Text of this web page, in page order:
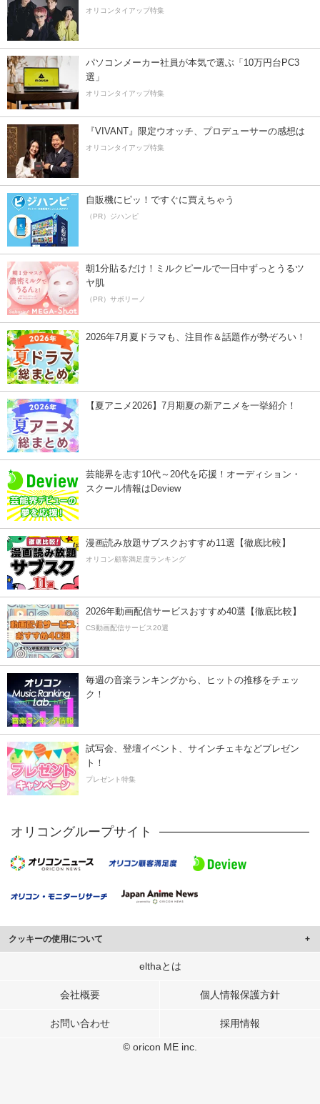
オリコンタイアップ特集
パソコンメーカー社員が本気で選ぶ「10万円台PC3
選」
オリコンタイアップ特集
『VIVANT』限定ウオッチ、プロデューサーの感想は
オリコンタイアップ特集
自販機にピッ！ですぐに買えちゃう
（PR）ジハンピ
朝1分貼るだけ！ミルクピールで一日中ずっとうるツ
ヤ肌
（PR）サボリーノ
2026年7月夏ドラマも、注目作＆話題作が勢ぞろい！
【夏アニメ2026】7月期夏の新アニメを一挙紹介！
芸能界を志す10代～20代を応援！オーディション・
スクール情報はDeview
漫画読み放題サブスクおすすめ11選【徹底比較】
オリコン顧客満足度ランキング
2026年動画配信サービスおすすめ40選【徹底比較】
CS動画配信サービス20選
毎週の音楽ランキングから、ヒットの推移をチェッ
ク！
試写会、登壇イベント、サインチェキなどプレゼン
ト！
プレゼント特集
オリコングループサイト
クッキーの使用について
このサイトでは Cookie を使用して、ユーザーに合わせたコンテンツや広告の
行っています。
メディアや広告配信、データ解析の各パートナーに提供しています。
elthaとは
会社概要 個人情報保護方針
お問い合わせ 採用情報
© oricon ME inc.